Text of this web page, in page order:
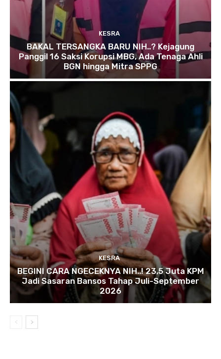
KESRA
BAKAL TERSANGKA BARU NIH..? Kejagung
Panggil 16 Saksi Korupsi MBG, Ada Tenaga Ahli
BGN hingga Mitra SPPG
KESRA
BEGINI CARA NGECEKNYA NIH..! 23,5 Juta KPM
Jadi Sasaran Bansos Tahap Juli-September
2026